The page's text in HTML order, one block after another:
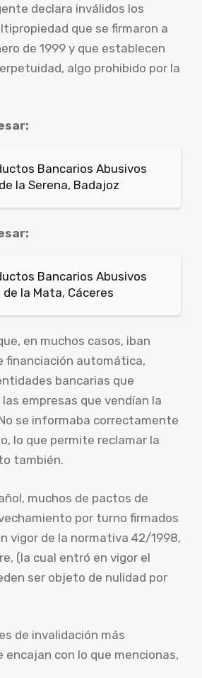
declara inválidos los
que se firmaron a
de 1999 y que establecen
algo prohibido por la
Bancarios Abusivos
la Serena, Badajoz
Bancarios Abusivos
de la Mata, Cáceres
en muchos casos, iban
financiación automática,
bancarias que
empresas que vendían la
se informaba correctamente
lo que permite reclamar la
también.
muchos de pactos de
por turno firmados
vigor de la normativa 42/1998,
(la cual entró en vigor el
ser objeto de nulidad por
de invalidación más
encajan con lo que mencionas,